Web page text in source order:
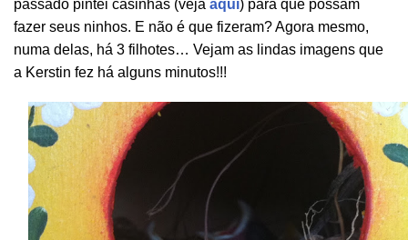
passado pintei casinhas (veja aqui) para que possam
fazer seus ninhos. E não é que fizeram? Agora mesmo,
numa delas, há 3 filhotes… Vejam as lindas imagens que
a Kerstin fez há alguns minutos!!!